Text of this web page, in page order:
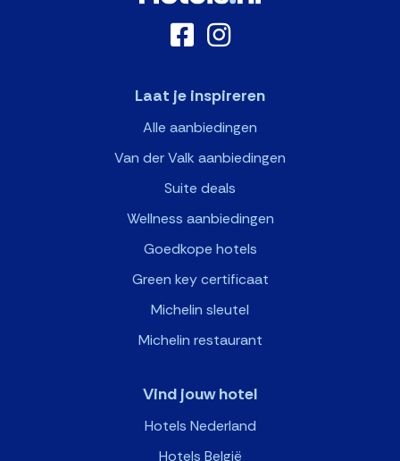
Laat je inspireren
Alle aanbiedingen
Van der Valk aanbiedingen
Suite deals
Wellness aanbiedingen
Goedkope hotels
Green key certificaat
Michelin sleutel
Michelin restaurant
Vind jouw hotel
Hotels Nederland
Hotels België